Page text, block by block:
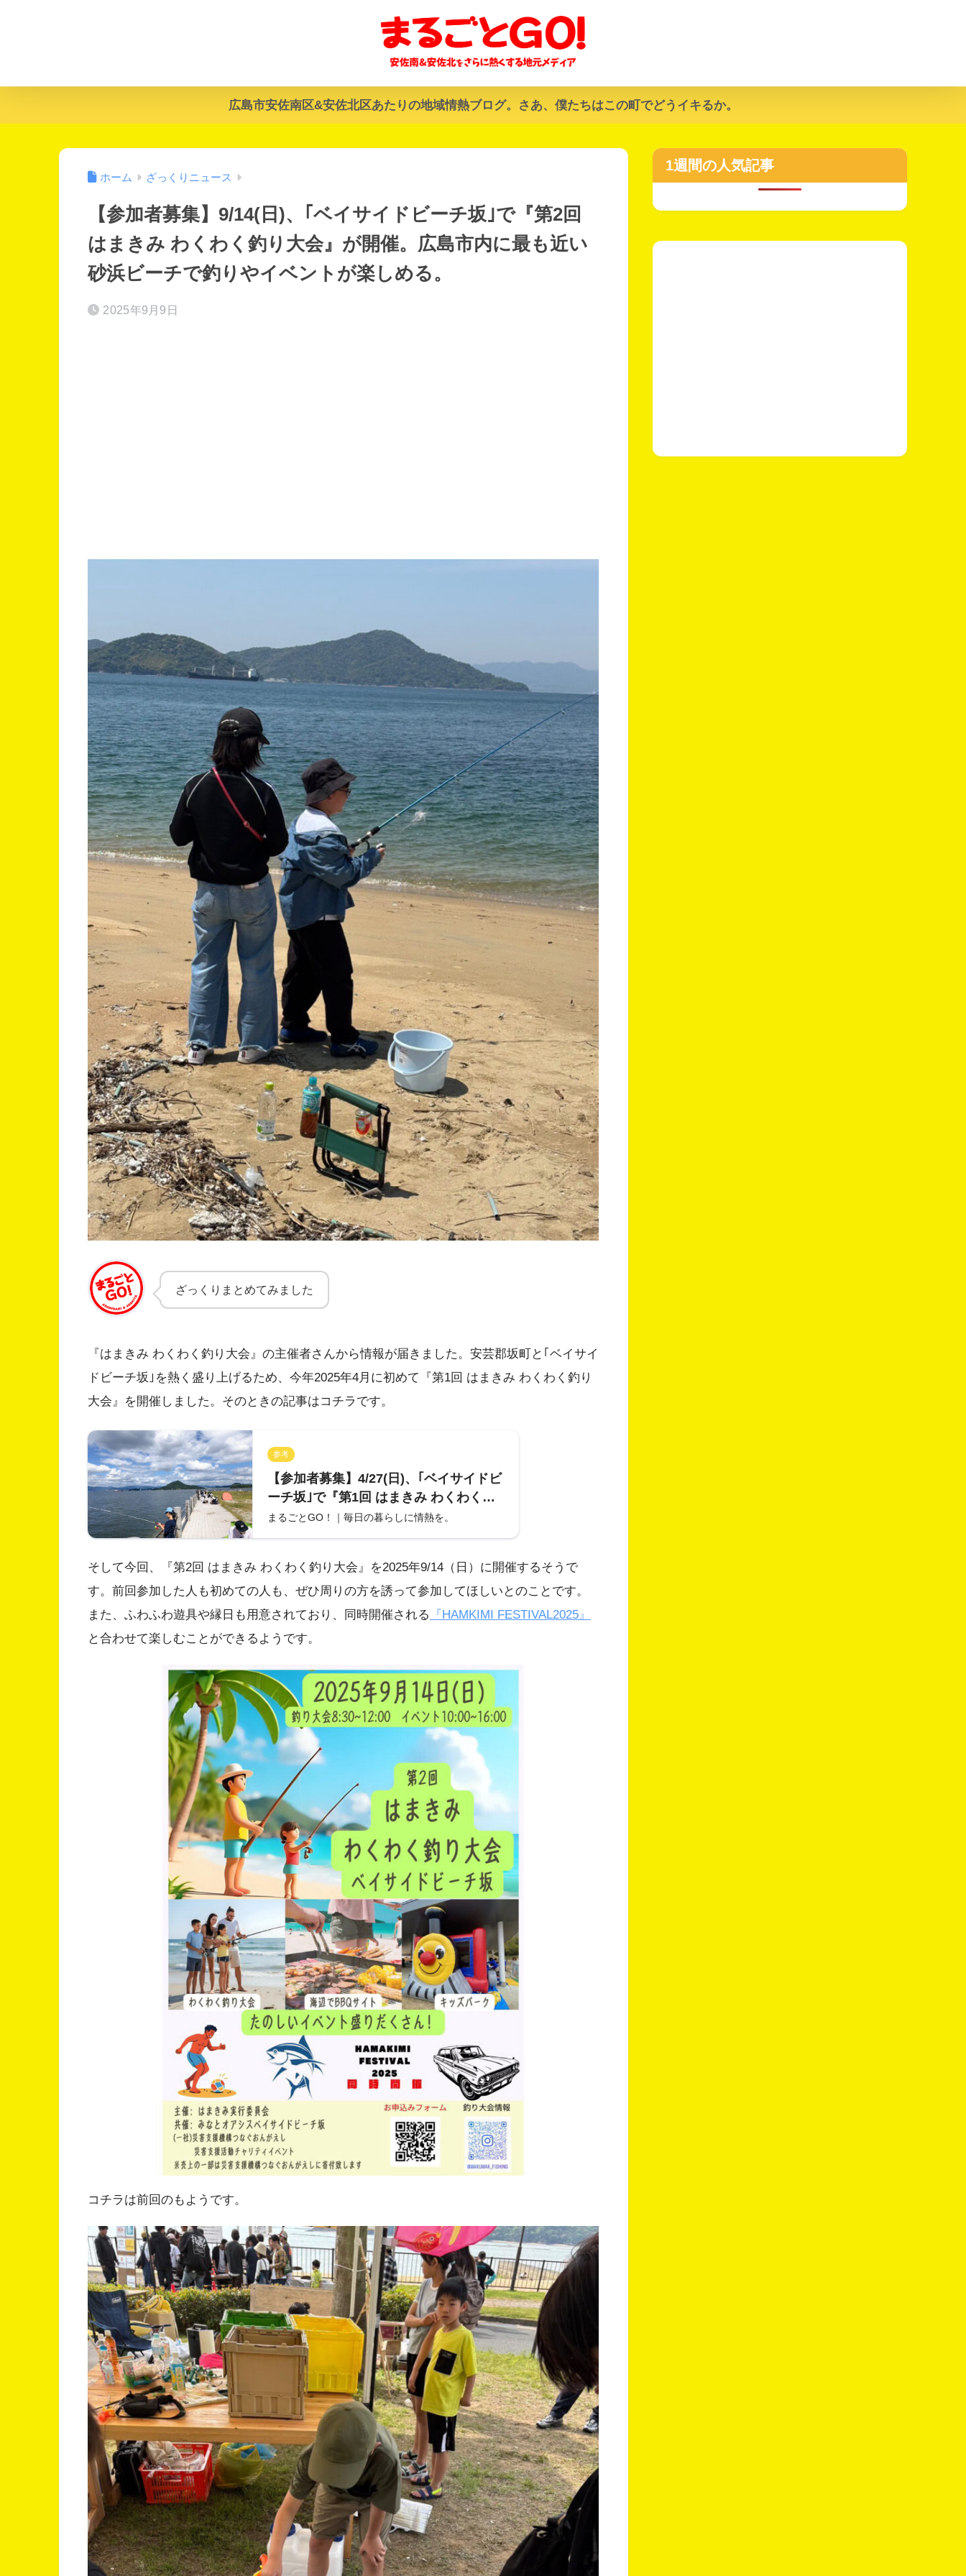
広島市安佐南区&安佐北区あたりの地域情熱ブログ。さあ、僕たちはこの町でどうイキるか。
ホーム ざっくりニュース
【参加者募集】9/14(日)、｢ベイサイドビーチ坂｣で『第2回
はまきみ わくわく釣り大会』が開催。広島市内に最も近い
砂浜ビーチで釣りやイベントが楽しめる。
2025年9月9日
ざっくりまとめてみました
『はまきみ わくわく釣り大会』の主催者さんから情報が届きました。安芸郡坂町と｢ベイサイ
ドビーチ坂｣を熱く盛り上げるため、今年2025年4月に初めて『第1回 はまきみ わくわく釣り
大会』を開催しました。そのときの記事はコチラです。
参考
【参加者募集】4/27(日)、｢ベイサイドビ
ーチ坂｣で『第1回 はまきみ わくわく釣
り大会』が開催。釣った魚を食べるBBQ
まるごとGO！｜毎日の暮らしに情熱を。
そして今回、『第2回 はまきみ わくわく釣り大会』を2025年9/14（日）に開催するそうで
す。前回参加した人も初めての人も、ぜひ周りの方を誘って参加してほしいとのことです。
また、ふわふわ遊具や縁日も用意されており、同時開催される
『HAMKIMI FESTIVAL2025』
と合わせて楽しむことができるようです。
コチラは前回のもようです。
1週間の人気記事